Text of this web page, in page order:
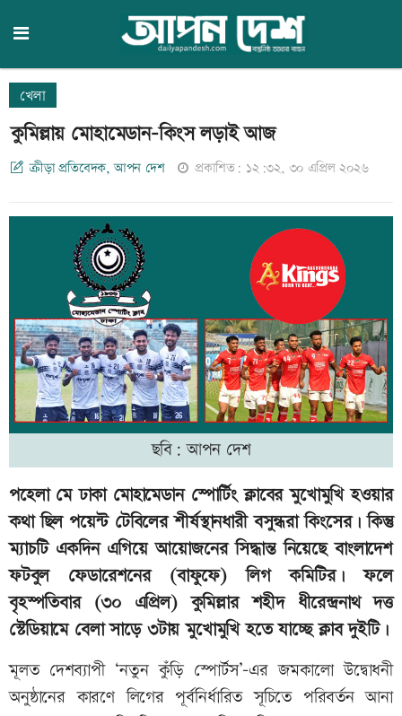
খেলা
কুমিল্লায় মোহামেডান-কিংস লড়াই আজ
ক্রীড়া প্রতিবেদক, আপন দেশ প্রকাশিত: ১২:৩২, ৩০ এপ্রিল ২০২৬
ছবি: আপন দেশ
পহেলা মে ঢাকা মোহামেডান স্পোর্টিং ক্লাবের মুখোমুখি হওয়ার
কথা ছিল পয়েন্ট টেবিলের শীর্ষস্থানধারী বসুন্ধরা কিংসের। কিন্তু
ম্যাচটি একদিন এগিয়ে আয়োজনের সিদ্ধান্ত নিয়েছে বাংলাদেশ
ফটবুল ফেডারেশনের (বাফুফে) লিগ কমিটির। ফলে
বৃহস্পতিবার (৩০ এপ্রিল) কুমিল্লার শহীদ ধীরেন্দ্রনাথ দত্ত
স্টেডিয়ামে বেলা সাড়ে ৩টায় মুখোমুখি হতে যাচ্ছে ক্লাব দুইটি।
মূলত দেশব্যাপী ‘নতুন কুঁড়ি স্পোর্টস’-এর জমকালো উদ্বোধনী
অনুষ্ঠানের কারণে লিগের পূর্বনির্ধারিত সূচিতে পরিবর্তন আনা